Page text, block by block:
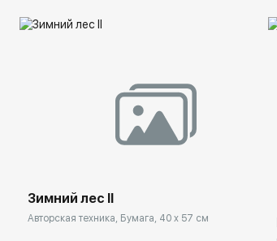
Зимний лес II
Авторская техника, Бумага, 40 x 57 см